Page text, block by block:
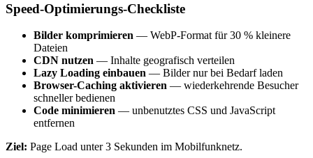
Speed-Optimierungs-Checkliste
Bilder komprimieren — WebP-Format für 30 % kleinere
Dateien
CDN nutzen — Inhalte geografisch verteilen
Lazy Loading einbauen — Bilder nur bei Bedarf laden
Browser-Caching aktivieren — wiederkehrende Besucher
schneller bedienen
Code minimieren — unbenutztes CSS und JavaScript
entfernen
Ziel: Page Load unter 3 Sekunden im Mobilfunknetz.